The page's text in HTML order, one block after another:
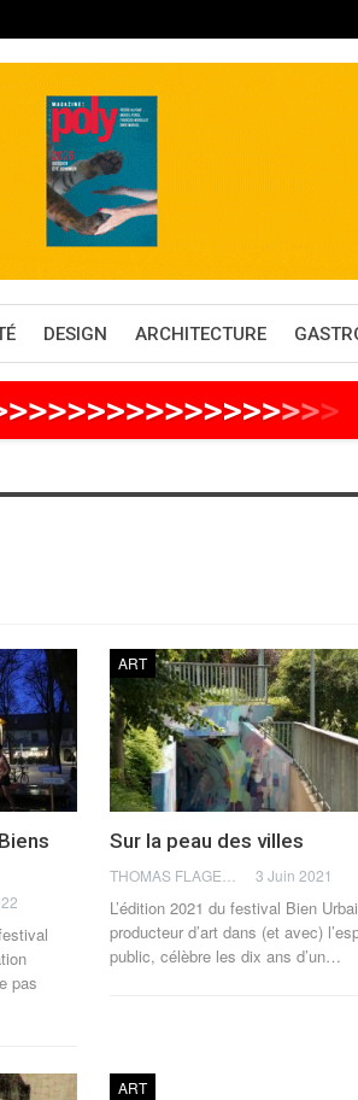
DESIGN ARCHITECTURE
>>>>>>>>>>>>>>>>>
pas
ART
Sur la peau des villes
3 Juin 2021
L’édition 2021 du festival Bien
producteur d’art dans (et avec)
public, célèbre les dix ans d’un…
ART